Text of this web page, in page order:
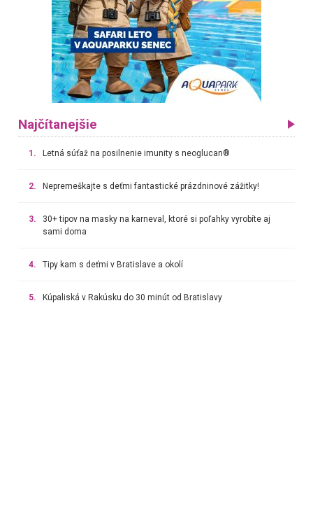
Najčítanejšie
1. Letná súťaž na posilnenie imunity s neoglucan®
2. Nepremeškajte s deťmi fantastické prázdninové zážitky!
3.
30+ tipov na masky na karneval, ktoré si poľahky vyrobíte aj
sami doma
4. Tipy kam s deťmi v Bratislave a okolí
5. Kúpaliská v Rakúsku do 30 minút od Bratislavy